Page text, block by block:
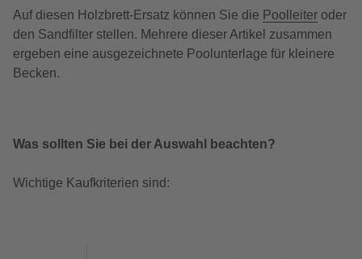
Auf diesen Holzbrett-Ersatz können Sie die Poolleiter oder
den Sandfilter stellen. Mehrere dieser Artikel zusammen
ergeben eine ausgezeichnete Poolunterlage für kleinere
Becken.
Was sollten Sie bei der Auswahl beachten?
Wichtige Kaufkriterien sind: